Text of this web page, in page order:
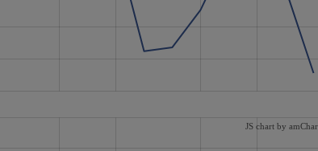
JS chart by